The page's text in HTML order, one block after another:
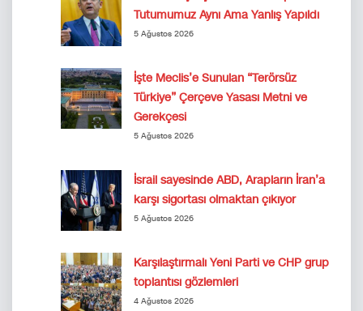
Tutumumuz Aynı Ama Yanlış Yapıldı
5 Ağustos 2026
İşte Meclis’e Sunulan “Terörsüz
Türkiye” Çerçeve Yasası Metni ve
Gerekçesi
5 Ağustos 2026
İsrail sayesinde ABD, Arapların İran’a
karşı sigortası olmaktan çıkıyor
5 Ağustos 2026
Karşılaştırmalı Yeni Parti ve CHP grup
toplantısı gözlemleri
4 Ağustos 2026